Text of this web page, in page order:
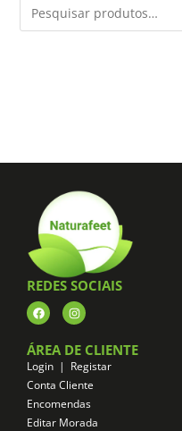
REDES SOCIAIS
ÁREA DE CLIENTE
Login | Registar
Conta Cliente
Encomendas
Editar Morada